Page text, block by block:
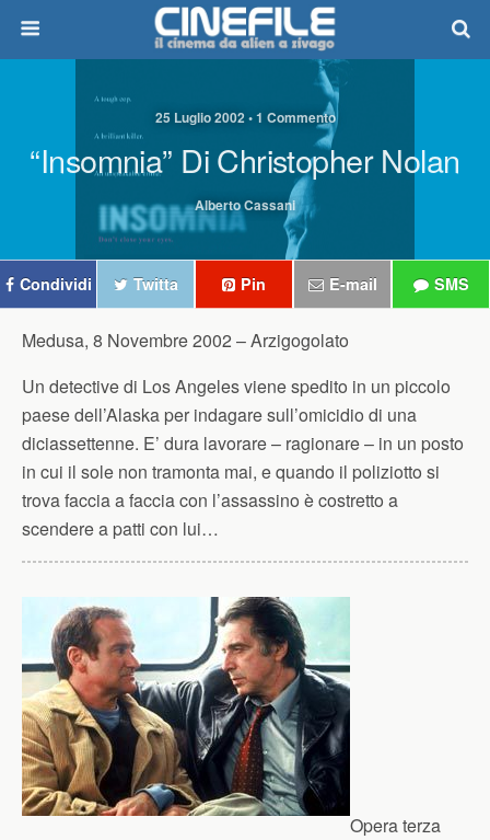
25 Luglio 2002 • 1 Commento
“Insomnia” Di Christopher Nolan
Alberto Cassani
Condividi Twitta Pin E-mail SMS
Medusa, 8 Novembre 2002 –Arzigogolato
Un detective di Los Angeles viene spedito in un piccolo
paese dell’Alaska per indagare sull’omicidio di una
diciassettenne. E’ dura lavorare – ragionare – in un posto
in cui il sole non tramonta mai, e quando il poliziotto si
trova faccia a faccia con l’assassino è costretto a
scendere a patti con lui…
Opera terza